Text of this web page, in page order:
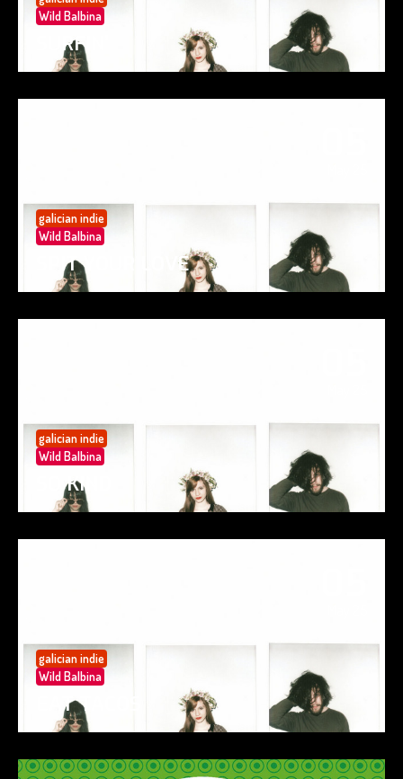
Wild Balbina
SURFIN’
galician indie
Wild Balbina
SPIT YOUR LOVE
galician indie
Wild Balbina
SO KIND
galician indie
Wild Balbina
EAT TACOS